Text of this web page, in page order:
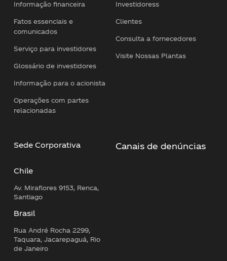
Informação financeira
Fatos essenciais e
comunicados
Serviço para investidores
Glossário de investidores
Informação para o acionista
Operações com partes
relacionadas
Investidoress
Clientes
Consulta a fornecedores
Visite Nossas Plantas
Sede Corporativa
Chile
Av. Miraflores 9153, Renca,
Santiago
Brasil
Rua André Rocha 2299,
Taquara, Jacarepaguá, Rio
de Janeiro
Canais de denúncias